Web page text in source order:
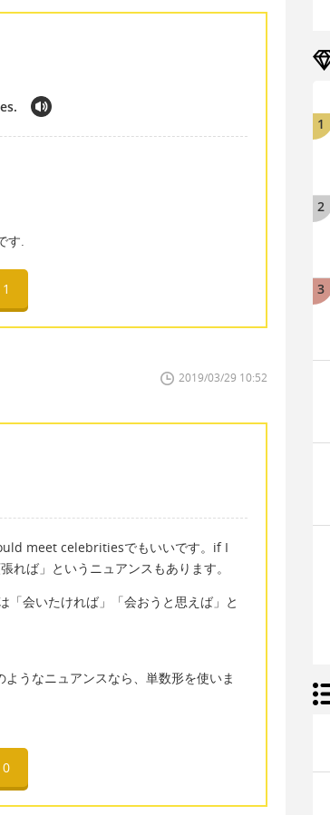
す.
1
2019/03/29 10:52
meet celebritiesでもいいです。if I
ば」というニュアンスもあります。
会いたければ」「会おうと思えば」と
うなニュアンスなら、単数形を使いま
0
1
2
3